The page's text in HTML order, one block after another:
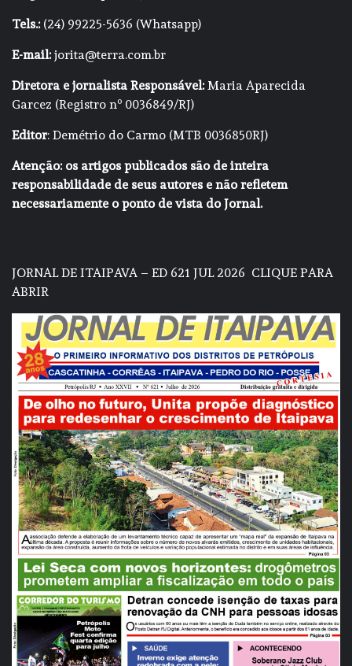
Tels.:(24) 99225-5636 (Whatsapp)
E-mail:jorita@terra.com.br
Diretora e jornalista Responsável:Maria Aparecida
Garcez (Registro nº 0036849/RJ)
Editor: Demétrio do Carmo (MTB 0036850RJ)
Atenção: os artigos publicados são de inteira
responsabilidade de seus autores e não refletem
necessariamente o ponto de vista do Jornal.
JORNAL DE ITAIPAVA – ED 621 JUL 2026 CLIQUE PARA
ABRIR